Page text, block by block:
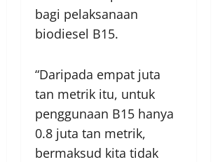
bagi pelaksanaan
biodiesel B15.
“Daripada empat juta
tan metrik itu, untuk
penggunaan B15 hanya
0.8 juta tan metrik,
bermaksud kita tidak